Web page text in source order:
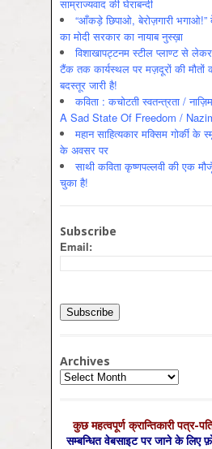
साम्राज्यवाद की घेराबन्दी
“आँकड़े छिपाओ, बेरोज़गारी भगाओ!”
का मोदी सरकार का नायाब नुस्ख़ा
विशाखापट्टनम स्टील प्लाण्ट से
टैंक तक कार्यस्थल पर मज़दूरों की मौतों
बदस्तूर जारी है!
कविता : कचोटती स्वतन्त्रता /
A Sad State Of Freedom /
महान साहित्यकार मक्सिम गोर्की के
के अवसर पर
साथी कविता कृष्णपल्लवी की एक
चुका है!
Subscribe
Email:
Archives
Archives
कुछ महत्‍वपूर्ण क्रान्तिकारी पत्र-
सम्‍बन्धित वेबसाइट पर जाने के लिए